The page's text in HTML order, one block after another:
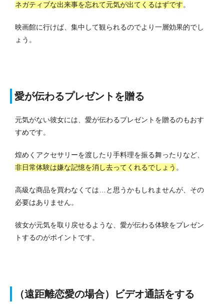
ネガティブな出来事を忘れて元気が出てくるはずです。
映画館に行けば、集中して観られるのでより一層効果的でし
ょう。
愛が伝わるプレゼントを贈る
元気がない彼女には、愛が伝わるプレゼントを贈るのもおす
すめです。
煌めくアクセサリーを渡したり手料理を振る舞ったりなど、
非日常体験は嫌な記憶を消し去ってくれるでしょう 。
高級な商品を買わなくては…と思うかもしれませんが、その
必要はありません。
彼女が元気を取り戻せるような、愛が伝わる体験をプレゼン
トするのがポイントです。
（遠距離恋愛の場合）ビデオ通話をする